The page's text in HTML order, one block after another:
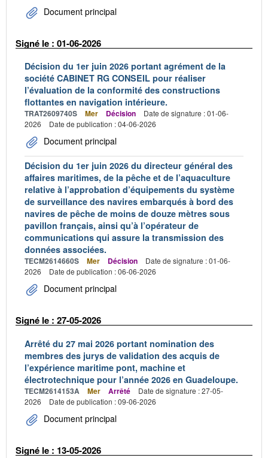
Document principal
Signé le : 01-06-2026
Décision du 1er juin 2026 portant agrément de la
société CABINET RG CONSEIL pour réaliser
l’évaluation de la conformité des constructions
flottantes en navigation intérieure.
TRAT2609740S Mer Décision
Date de signature : 01-06-
2026
Date de publication : 04-06-2026
Document principal
Décision du 1er juin 2026 du directeur général des
affaires maritimes, de la pêche et de l’aquaculture
relative à l’approbation d’équipements du système
de surveillance des navires embarqués à bord des
navires de pêche de moins de douze mètres sous
pavillon français, ainsi qu’à l’opérateur de
communications qui assure la transmission des
données associées.
TECM2614660S Mer Décision
Date de signature : 01-06-
2026
Date de publication : 06-06-2026
Document principal
Signé le : 27-05-2026
Arrêté du 27 mai 2026 portant nomination des
membres des jurys de validation des acquis de
l’expérience maritime pont, machine et
électrotechnique pour l’année 2026 en Guadeloupe.
TECM2614153A Mer Arrêté
Date de signature : 27-05-
2026
Date de publication : 09-06-2026
Document principal
Signé le : 13-05-2026